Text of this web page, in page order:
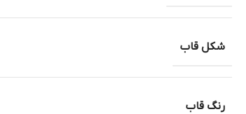
شکل قاب
رنگ قاب